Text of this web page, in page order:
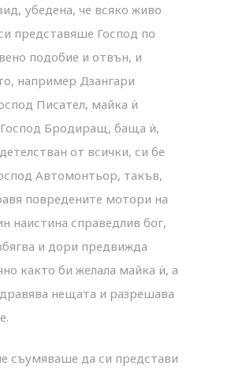
убедена, че всяко живо
представяше Господ по
подобие и отвън, и
например Дзангари
Писател, майка ѝ
Бродиращ, баща ѝ,
от всички, си бе
Автомонтьор, такъв,
повредените мотори на
наистина справедлив бог,
и дори предвижда
както би желала майка ѝ, а
нещата и разрешава
съумяваше да си представи